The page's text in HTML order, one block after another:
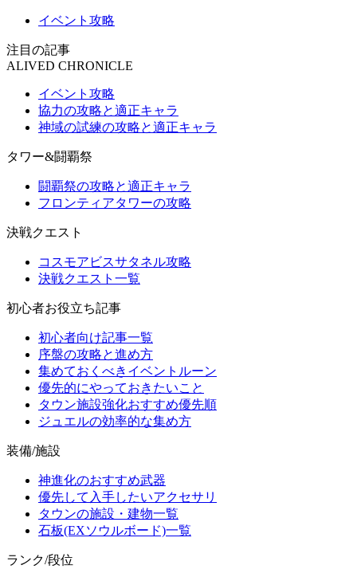
イベント攻略
注目の記事
ALIVED CHRONICLE
イベント攻略
協力の攻略と適正キャラ
神域の試練の攻略と適正キャラ
タワー&闘覇祭
闘覇祭の攻略と適正キャラ
フロンティアタワーの攻略
決戦クエスト
コスモアビスサタネル攻略
決戦クエスト一覧
初心者お役立ち記事
初心者向け記事一覧
序盤の攻略と進め方
集めておくべきイベントルーン
優先的にやっておきたいこと
タウン施設強化おすすめ優先順
ジュエルの効率的な集め方
装備/施設
神進化のおすすめ武器
優先して入手したいアクセサリ
タウンの施設・建物一覧
石板(EXソウルボード)一覧
ランク/段位